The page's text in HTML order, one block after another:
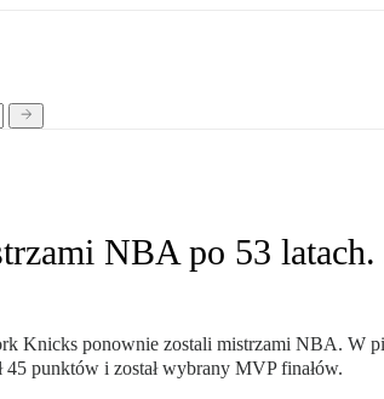
NBA po 53
Knicks ponownie zostali mistrzami NBA. W
45 punktów i został wybrany MVP finałów.